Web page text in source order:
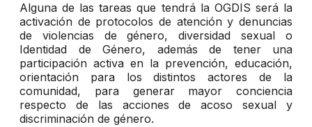
Alguna de las tareas que tendrá la OGDIS será la
activación de protocolos de atención y denuncias
de violencias de género, diversidad sexual o
Identidad de Género, además de tener una
participación activa en la prevención, educación,
orientación para los distintos actores de la
comunidad, para generar mayor conciencia
respecto de las acciones de acoso sexual y
discriminación de género.